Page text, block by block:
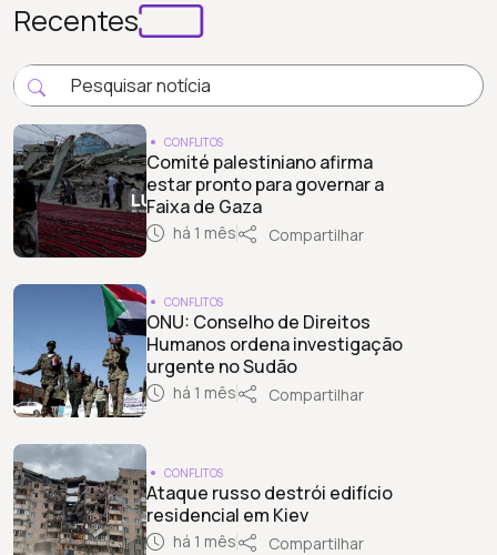
Recentes
CONFLITOS
Comité palestiniano afirma
estar pronto para governar a
Faixa de Gaza
há 1 mês Compartilhar
CONFLITOS
ONU: Conselho de Direitos
Humanos ordena investigação
urgente no Sudão
há 1 mês Compartilhar
CONFLITOS
Ataque russo destrói edifício
residencial em Kiev
há 1 mês Compartilhar